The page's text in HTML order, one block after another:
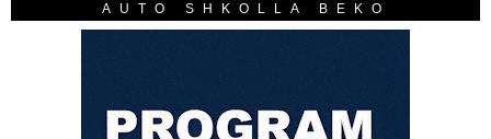
AUTO SHKOLLA BEKO